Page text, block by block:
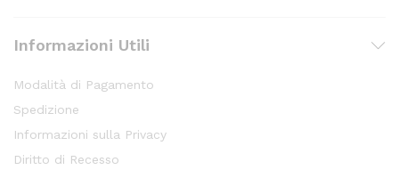
Informazioni Utili
Modalità di Pagamento
Spedizione
Informazioni sulla Privacy
Diritto di Recesso